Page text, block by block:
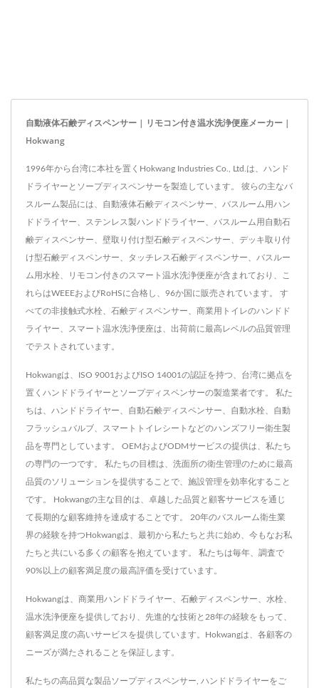
自動液体石鹸ディスペンサー | リモコン付き温水洗浄便座メーカー |
Hokwang
1996年から台湾に本社を置くHokwang Industries Co., Ltd.は、ハンド
ドライヤーとソープディスペンサーを製造しています。 彼らの主なバ
スルーム製品には、自動液体石鹸ディスペンサー、バスルーム用ハン
ドドライヤー、ステンレス製ハンドドライヤー、バスルーム用自動石
鹸ディスペンサー、壁取り付け型石鹸ディスペンサー、デッキ取り付
け型石鹸ディスペンサー、タッチレス石鹸ディスペンサー、バスルー
ム用水栓、リモコン付きのスマート温水洗浄便座が含まれており、こ
れらはWEEEおよびRoHSに合格し、96か国に販売されています。 す
べての非接触式水栓、石鹸ディスペンサー、商業用トイレのハンドド
ライヤー、スマート温水洗浄便座は、出荷前に最高レベルの品質管理
でテストされています。
Hokwangは、ISO 9001およびISO 14001の認証を持つ、台湾に拠点を
置くハンドドライヤーとソープディスペンサーの製造業者です。 私た
ちは、ハンドドライヤー、自動石鹸ディスペンサー、自動水栓、自動
フラッシュバルブ、スマートトイレシートなどのハンズフリー衛生製
品を専門としています。 OEMおよびODMサービスの提供は、私たち
の専門の一つです。 私たちの目標は、洗面所の衛生管理のために最高
品質のソリューションを提供することで、施設管理を効率化すること
です。 Hokwangの主な目的は、卓越した品質と顧客サービスを通じ
て長期的な顧客維持を達成することです。 20年のバスルーム衛生業
界の経験を持つHokwangは、最初から私たちと共に始め、今もなお私
たちと共にいる多くの顧客を抱えています。 私たちは毎年、調査で
90%以上の顧客満足度の最高評価を受けています。
Hokwangは、商業用ハンドドライヤー、石鹸ディスペンサー、水栓、
温水洗浄便座を提供しており、先進的な技術と28年の経験をもって、
顧客満足度の高いサービスを提供しています。Hokwangは、各顧客の
ニーズが満たされることを保証します。
私たちの高品質な製品ソープディスペンサー ハンドドライヤーをご